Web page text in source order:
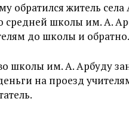
обратился житель
средней школы им. А.
до школы и обратно.
школы им. А. Арбуду
на проезд